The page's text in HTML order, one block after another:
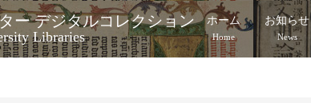
ー デジタルコレクション
Libraries
ホーム
Home
お知らせ
News